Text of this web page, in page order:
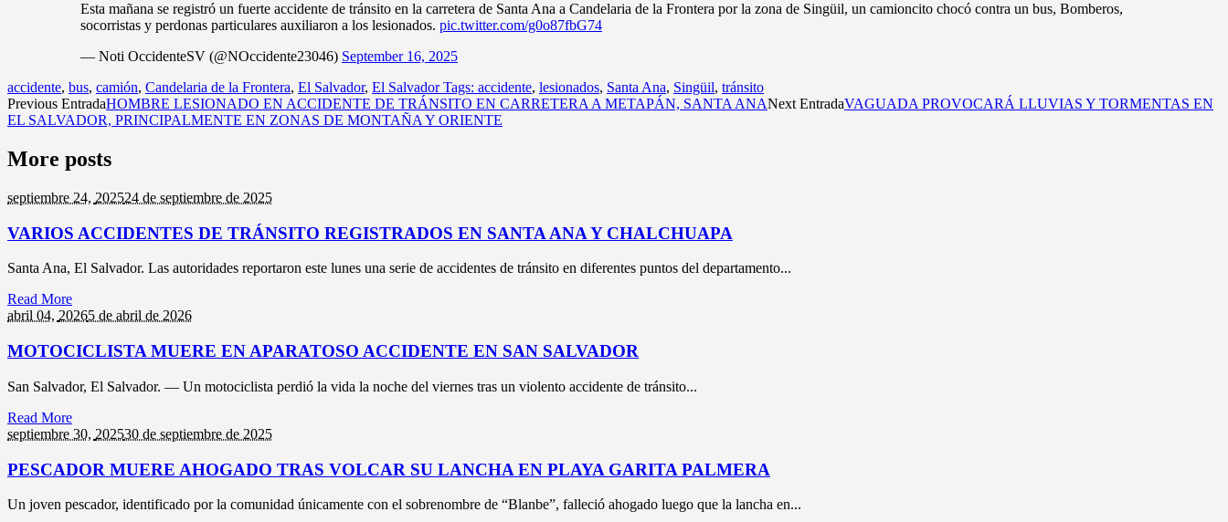
Esta mañana se registró un fuerte accidente de tránsito en la carretera de Santa Ana a Candelaria de la Frontera por la zona de Singüil, un camioncito chocó contra un bus, Bomberos,
socorristas y perdonas particulares auxiliaron a los lesionados. pic.twitter.com/g0o87fbG74
— Noti OccidenteSV (@NOccidente23046) September 16, 2025
accidente, bus, camión, Candelaria de la Frontera, El Salvador, El Salvador Tags: accidente, lesionados, Santa Ana, Singüil, tránsito
Previous EntradaHOMBRE LESIONADO EN ACCIDENTE DE TRÁNSITO EN CARRETERA A METAPÁN, SANTA ANANext EntradaVAGUADA PROVOCARÁ LLUVIAS Y TORMENTAS EN
EL SALVADOR, PRINCIPALMENTE EN ZONAS DE MONTAÑA Y ORIENTE
More posts
septiembre 24, 202524 de septiembre de 2025
VARIOS ACCIDENTES DE TRÁNSITO REGISTRADOS EN SANTA ANA Y CHALCHUAPA
Santa Ana, El Salvador. Las autoridades reportaron este lunes una serie de accidentes de tránsito en diferentes puntos del departamento...
Read More
abril 04, 20265 de abril de 2026
MOTOCICLISTA MUERE EN APARATOSO ACCIDENTE EN SAN SALVADOR
San Salvador, El Salvador. — Un motociclista perdió la vida la noche del viernes tras un violento accidente de tránsito...
Read More
septiembre 30, 202530 de septiembre de 2025
PESCADOR MUERE AHOGADO TRAS VOLCAR SU LANCHA EN PLAYA GARITA PALMERA
Un joven pescador, identificado por la comunidad únicamente con el sobrenombre de “Blanbe”, falleció ahogado luego que la lancha en...